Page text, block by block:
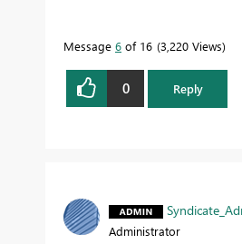
Message 6 of 16 3,220 Views
0 Reply
Administrator